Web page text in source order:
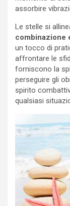
assorbire
Le stelle si
combinazione
un tocco di
affrontare le
forniscono la
perseguire gli
spirito
qualsiasi